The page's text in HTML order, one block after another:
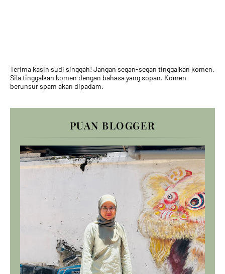
Terima kasih sudi singgah! Jangan segan-segan tinggalkan komen.
Sila tinggalkan komen dengan bahasa yang sopan. Komen
berunsur spam akan dipadam.
PUAN BLOGGER